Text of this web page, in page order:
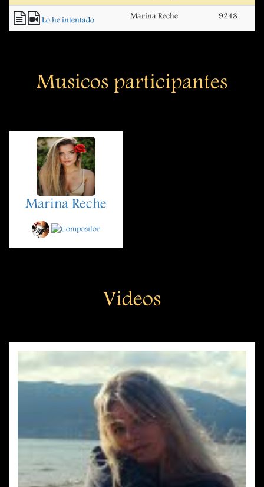
Lo he intentado Marina Reche 9248
Musicos participantes
Marina Reche
Videos